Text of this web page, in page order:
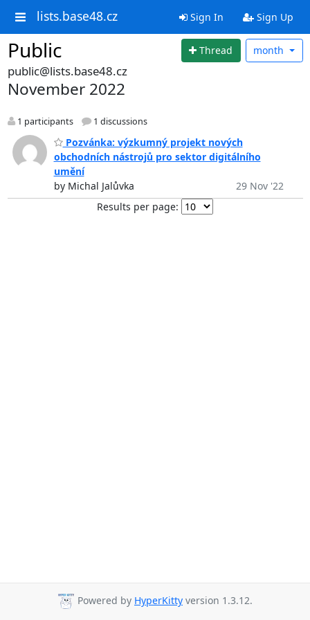
lists.base48.cz Sign In Sign Up
Public Thread month
public@lists.base48.cz
November 2022
1 participants 1 discussions
Pozvánka: výzkumný projekt nových
obchodních nástrojů pro sektor digitálního
umění
by Michal Jalůvka
29 Nov '22
Results per page:
Powered by HyperKitty version 1.3.12.